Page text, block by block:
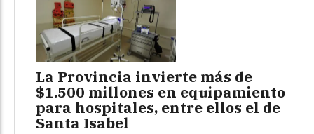
La Provincia invierte más de
$1.500 millones en equipamiento
para hospitales, entre ellos el de
Santa Isabel